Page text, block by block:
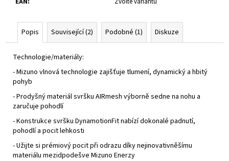
Popis Související (2) Podobné (1) Diskuze
Technologie/materiály:
- Mizuno vlnová technologie zajišťuje tlumení, dynamický a hbitý
pohyb
- Prodyšný materiál svršku AIRmesh výborně sedne na nohu a
zaručuje pohodlí
- Konstrukce svršku DynamotionFit nabízí dokonalé padnutí,
pohodlí a pocit lehkosti
- Užijte si prémiový pocit při odrazu díky nejinovativněšímu
materiálu mezidpodešve Mizuno Enerzy